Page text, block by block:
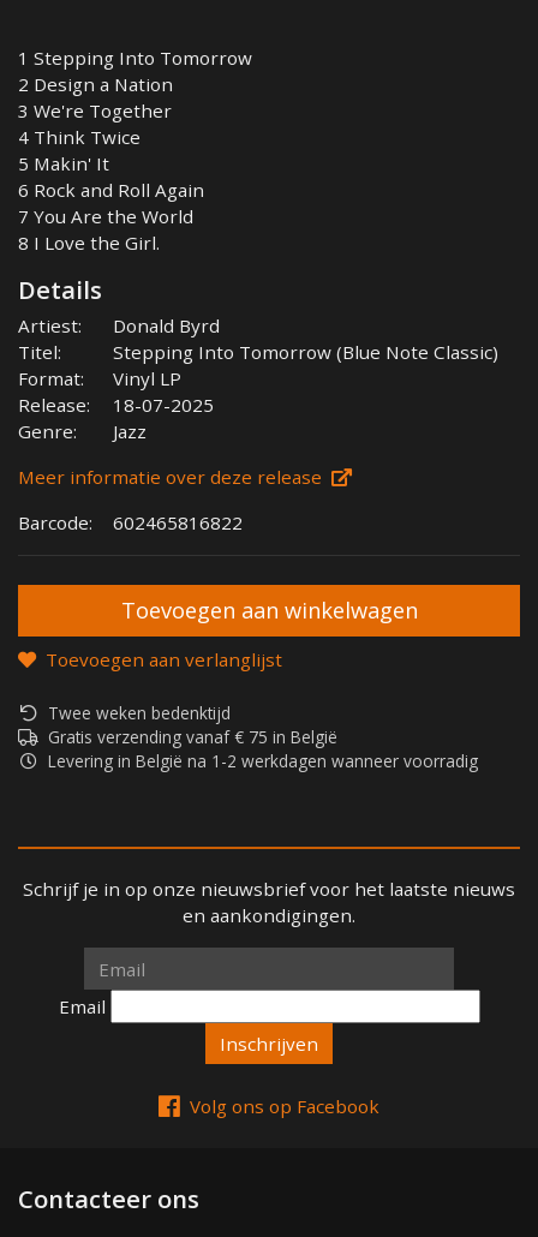
1 Stepping Into Tomorrow
2 Design a Nation
3 We're Together
4 Think Twice
5 Makin' It
6 Rock and Roll Again
7 You Are the World
8 I Love the Girl.
Details
Artiest:
Donald Byrd
Titel:
Stepping Into Tomorrow (Blue Note Classic)
Format:
Vinyl LP
Release:
18-07-2025
Genre:
Jazz
Meer informatie over deze release
Barcode:
602465816822
Toevoegen aan verlanglijst
Twee weken bedenktijd
Gratis verzending vanaf € 75 in België
Levering in België na 1-2 werkdagen wanneer voorradig
Schrijf je in op onze nieuwsbrief voor het laatste nieuws
en aankondigingen.
Email
Email
Volg ons op Facebook
Contacteer ons